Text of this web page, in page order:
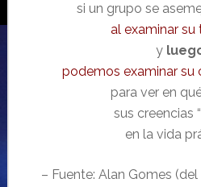
si un grupo se
al examinar
y
podemos examinar
para ver en
sus creencias
en la vida
– Fuente: Alan Gomes